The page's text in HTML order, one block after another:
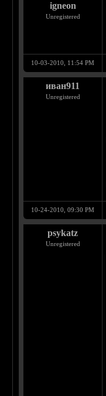
igneon
Unregistered
10-03-2010, 11:54 PM
иван911
Unregistered
10-24-2010, 09:30 PM
psykatz
Unregistered